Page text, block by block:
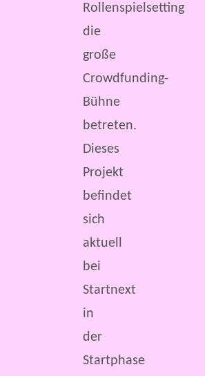
Rollenspielsetting
die
große
Crowdfunding-
Bühne
betreten.
Dieses
Projekt
befindet
sich
aktuell
bei
Startnext
in
der
Startphase